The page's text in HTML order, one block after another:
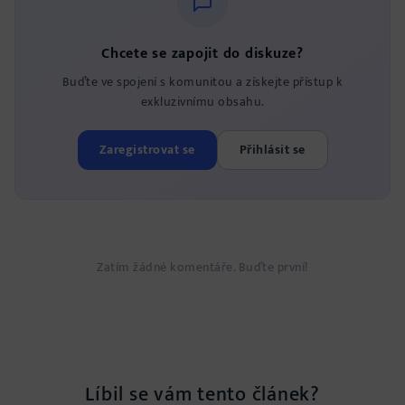
Chcete se zapojit do diskuze?
Buďte ve spojení s komunitou a získejte přístup k
exkluzivnímu obsahu.
Zaregistrovat se Přihlásit se
Zatím žádné komentáře. Buďte první!
Líbil se vám tento článek?